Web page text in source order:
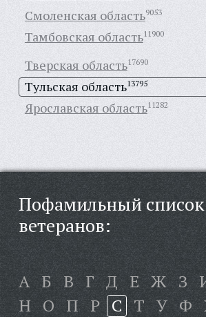
Смоленская область9053
Тамбовская область11900
Тверская область17690
Тульская область13795
Ярославская область11282
Пофамильный список
ветеранов:
А Б В Г Д Е Ж З
Н О П Р С Т У Ф